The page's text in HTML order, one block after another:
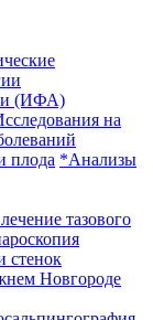
(ИФА)
на
плода *Анализы
тазового
стенок
Новгороде